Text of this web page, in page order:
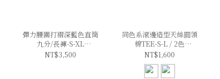
彈力腰圍打褶深藍色直筒
九分/長褲-S-XL
(Elegant & Love)
NT$3,500
同色系滾邊造型天絲圓領
棉TEE-S-L / 2色
(Elegant & Love)
NT$1,600